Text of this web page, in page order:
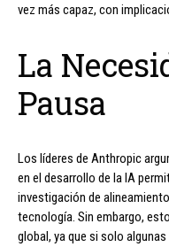
vez más capaz, con
La
Pausa
Los líderes de Anthropic
en el desarrollo de la IA
investigación de
tecnología. Sin embargo,
global, ya que si solo